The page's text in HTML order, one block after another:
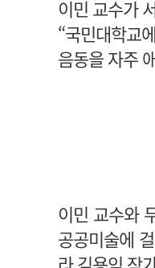
이민 교수가
“국민대학교
음동을 자주
이민 교수와
공공미술에